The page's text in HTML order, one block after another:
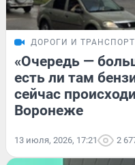
ДОРОГИ И ТРАНСПОРТ
«Очередь —
есть ли там
сейчас
Воронеже
13 июля, 2026, 17:21 2